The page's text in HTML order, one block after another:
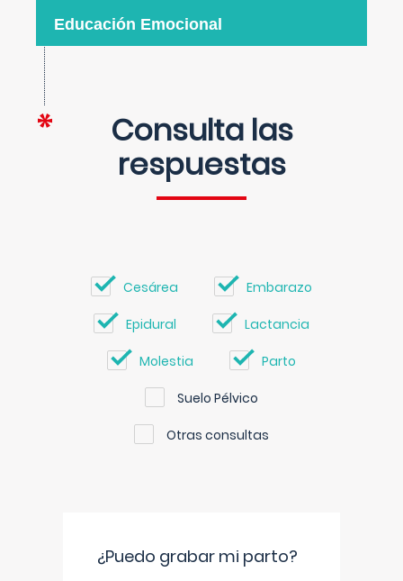
Educación Emocional
Consulta las
respuestas
Cesárea Embarazo
Epidural Lactancia
Molestia Parto
Suelo Pélvico
Otras consultas
¿Puedo grabar mi parto?